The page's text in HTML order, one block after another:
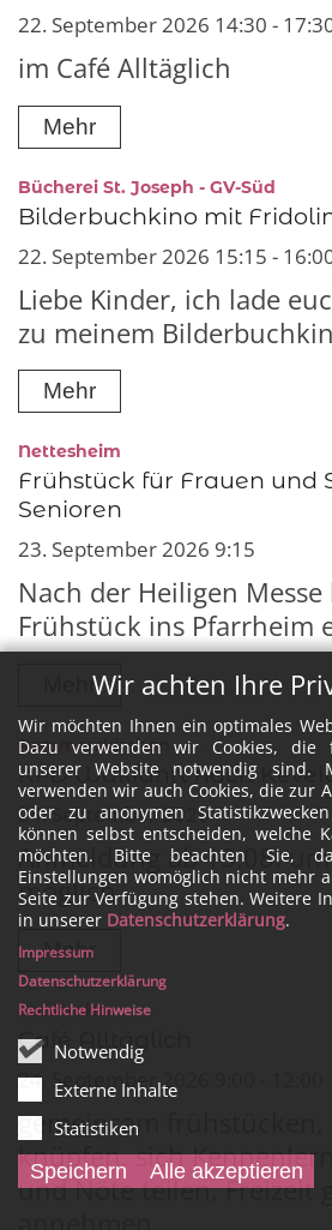
Wir achten Ihre
Wir möchten Ihnen ein optimales
Dazu verwenden wir Cookies, die
unserer Website notwendig sind.
verwenden wir auch Cookies, die zur
oder zu anonymen
können selbst entscheiden, welche
möchten. Bitte beachten Sie,
Einstellungen womöglich nicht mehr
Seite zur Verfügung stehen. Weitere
in unserer Datenschutzerklärung.
Notwendig
Externe Inhalte
Statistiken
Speichern
Alle akzeptieren
Impressum
Datenschutzerklärung
Rechtliche Hinweise
22. September 2026 14:30 -
im Café Alltäglich
Mehr
Bücherei St. Joseph - GV-Süd
Bilderbuchkino mit
22. September 2026 15:15 -
Liebe Kinder, ich lade
zu meinem
Mehr
Nettesheim
Frühstück für Frauen und
Senioren
23. September 2026 9:15
Nach der Heiligen
Frühstück ins Pfarrheim
Mehr
Rommerskirchen
KFD Wallfahrt nach
24. September 2026
Anmeldung ab 13.08.
möglich
Mehr
Stadtmitte:
Café Alltäglich
24. September 2026 9:00 - 12:00
gemeinsam frühstücken,
knüpfen, sich
und Nöte teilen, Freizeit